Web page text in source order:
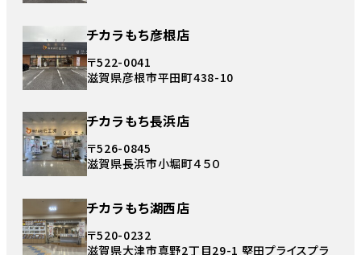
チカラもち彦根店
〒522-0041
滋賀県彦根市平田町438-10
チカラもち長浜店
〒526-0845
滋賀県長浜市小堀町４５０
チカラもち湖西店
〒520-0232
滋賀県大津市真野2丁目29-1 堅田プライスプラ